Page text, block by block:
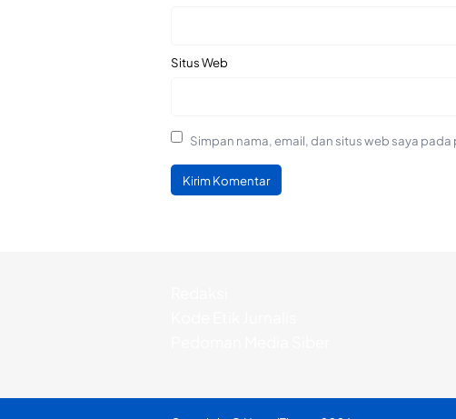
Situs Web
Simpan nama, email, dan situs web saya